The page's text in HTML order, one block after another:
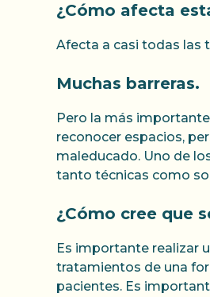
¿Cómo afecta
Afecta a casi todas las
Muchas barreras.
Pero la más
reconocer espacios,
maleducado. Uno de
tanto técnicas como
¿Cómo cree que
Es importante realizar
tratamientos de una
pacientes. Es